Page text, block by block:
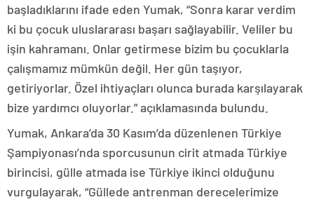
başladıklarını ifade eden Yumak, “Sonra karar verdim
ki bu çocuk uluslararası başarı sağlayabilir. Veliler bu
işin kahramanı. Onlar getirmese bizim bu çocuklarla
çalışmamız mümkün değil. Her gün taşıyor,
getiriyorlar. Özel ihtiyaçları olunca burada karşılayarak
bize yardımcı oluyorlar.” açıklamasında bulundu.
Yumak, Ankara’da 30 Kasım’da düzenlenen Türkiye
Şampiyonası’nda sporcusunun cirit atmada Türkiye
birincisi, gülle atmada ise Türkiye ikinci olduğunu
vurgulayarak, “Güllede antrenman derecelerimize